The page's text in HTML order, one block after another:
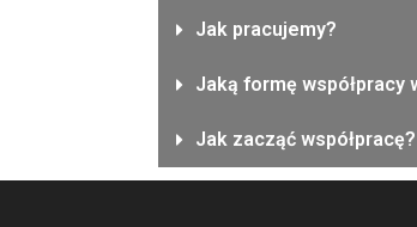
Jak pracujemy?
Jaką formę współpracy
Jak zacząć współpracę?